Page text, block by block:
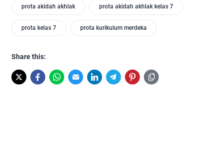
prota akidah akhlak prota akidah akhlak kelas 7
prota kelas 7 prota kurikulum merdeka
Share this: